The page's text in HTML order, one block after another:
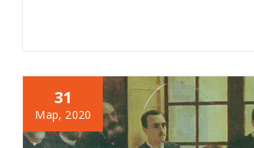
31
Мар, 2020